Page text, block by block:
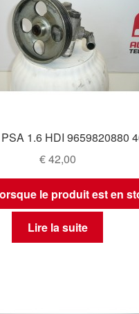
1.6 HDI 9659820880
€42,00
le produit est en
Lire la suite